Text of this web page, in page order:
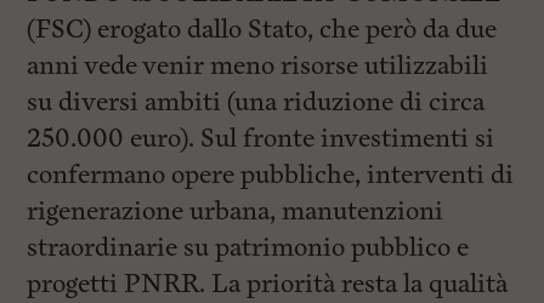
(FSC) erogato dallo Stato, che però da due
anni vede venir meno risorse utilizzabili
su diversi ambiti (una riduzione di circa
250.000 euro). Sul fronte investimenti si
confermano opere pubbliche, interventi di
rigenerazione urbana, manutenzioni
straordinarie su patrimonio pubblico e
progetti PNRR. La priorità resta la qualità